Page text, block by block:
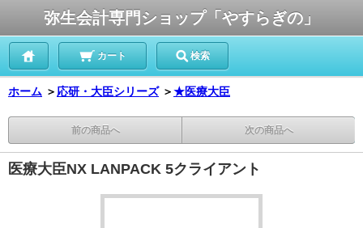
弥生会計専門ショップ「やすらぎの」
カート 検索
ホーム ＞ 応研・大臣シリーズ ＞★医療大臣
前の商品へ 次の商品へ
医療大臣NX LANPACK 5クライアント